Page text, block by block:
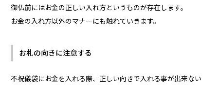
御仏前にはお金の正しい入れ方というものが存在します。
お金の入れ方以外のマナーにも触れていきます。
お札の向きに注意する
不祝儀袋にお金を入れる際、正しい向きで入れる事が出来ない